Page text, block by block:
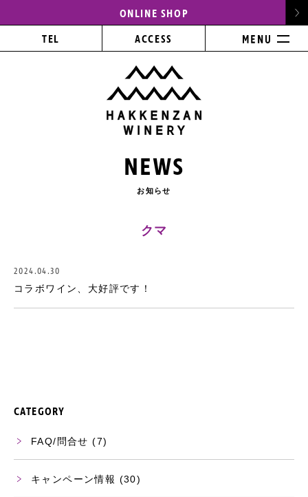
ONLINE SHOP
TEL ACCESS
NEWS
お知らせ
クマ
2024.04.30
コラボワイン、大好評です！
CATEGORY
FAQ/問合せ (7)
キャンペーン情報 (30)